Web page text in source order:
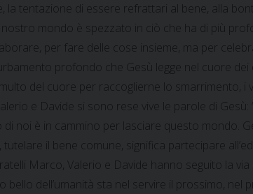
la tentazione di essere refrattari al bene, alla
nostro mondo è spezzato in ciò che ha di più
per fare delle cose insieme, ma per
profondo che Gesù legge nel cuore
del cuore per raccoglierne lo smarrimento, i
e Davide si sono rese vive le parole di
di noi è in cammino per lasciare questo mondo.
tutelare il bene comune, significa partecipare
Marco, Valerio e Davide hanno seguito la
bello dell’umanità sta nel servire il prossimo, nel